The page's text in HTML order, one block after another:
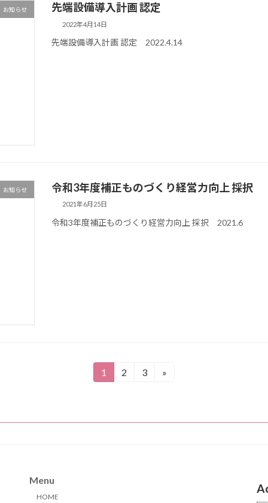
お知らせ 先端設備導入計画 認定
2022年4月14日
先端設備導入計画 認定 2022.4.14
お知らせ 令和3年度補正ものづくり経営力向上 採択
2021年6月25日
令和3年度補正ものづくり経営力向上 採択 2021.6
固
1
固
2
固
3 »
Menu
HOME